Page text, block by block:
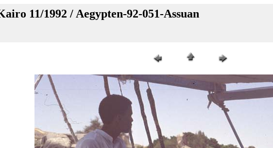
11/1992 / Aegypten-92-051-Assuan